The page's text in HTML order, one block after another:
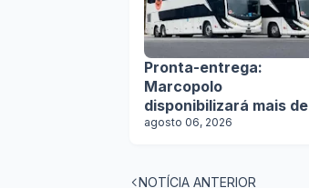
Pronta-entrega:
Marcopolo
disponibilizará mais de
100 ônibus para
agosto 06, 2026
NOTÍCIA ANTERIOR